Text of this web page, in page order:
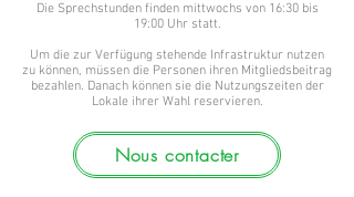
Die Sprechstunden finden mittwochs von 16:30 bis
19:00 Uhr statt.
Um die zur Verfügung stehende Infrastruktur nutzen
zu können, müssen die Personen ihren Mitgliedsbeitrag
bezahlen. Danach können sie die Nutzungszeiten der
Lokale ihrer Wahl reservieren.
Nous contacter